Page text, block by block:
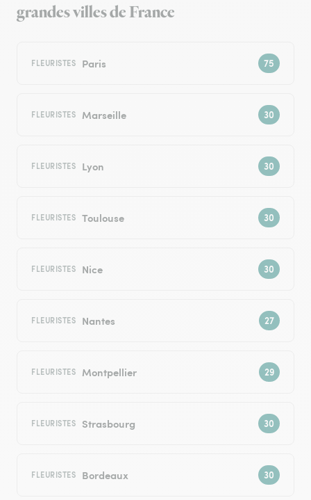
grandes villes de France
FLEURISTES Paris
FLEURISTES Marseille
FLEURISTES Lyon
FLEURISTES Toulouse
FLEURISTES Nice
FLEURISTES Nantes
FLEURISTES Montpellier
FLEURISTES Strasbourg
FLEURISTES Bordeaux